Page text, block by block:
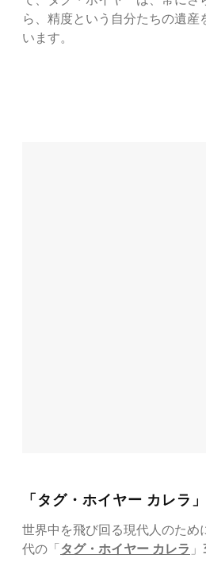
ら、精度という自分たちの遺産
います。
「タグ・ホイヤー カレラ
世界中を飛び回る現代人のため
代の「 タグ・ホイヤー カレラ